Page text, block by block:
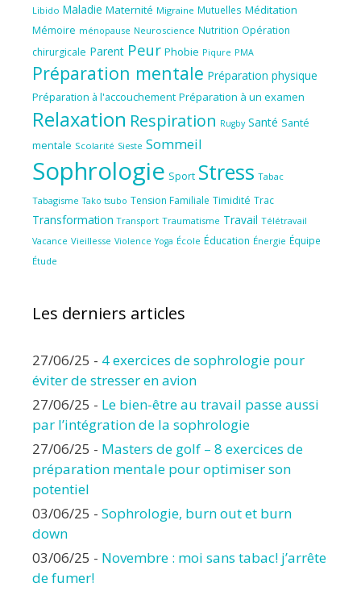
Libido Maladie Maternité Migraine Mutuelles Méditation
Mémoire ménopause Neuroscience Nutrition Opération
chirurgicale Parent Peur Phobie Piqure PMA
Préparation mentale Préparation physique
Préparation à l'accouchement Préparation à un examen
Relaxation Respiration Rugby Santé Santé
mentale Scolarité Sieste Sommeil
Sophrologie Sport Stress Tabac
Tabagisme Tako tsubo Tension Familiale Timidité Trac
Transformation Transport Traumatisme Travail Télétravail
Vacance Vieillesse Violence Yoga École Éducation Énergie Équipe
Étude
Les derniers articles
27/06/25 - 4 exercices de sophrologie pour
éviter de stresser en avion
27/06/25 - Le bien-être au travail passe aussi
par l’intégration de la sophrologie
27/06/25 - Masters de golf – 8 exercices de
préparation mentale pour optimiser son
potentiel
03/06/25 - Sophrologie, burn out et burn
down
03/06/25 - Novembre : moi sans tabac! j’arrête
de fumer!